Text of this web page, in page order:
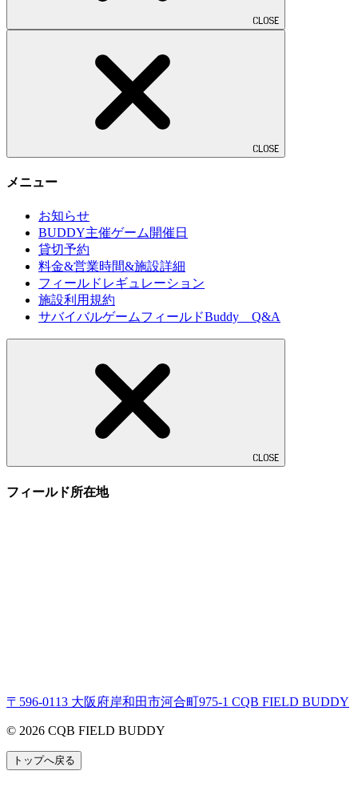
CLOSE
CLOSE
メニュー
お知らせ
BUDDY主催ゲーム開催日
貸切予約
料金&営業時間&施設詳細
フィールドレギュレーション
施設利用規約
サバイバルゲームフィールドBuddy Q&A
CLOSE
フィールド所在地
〒596-0113 大阪府岸和田市河合町975-1 CQB FIELD BUDDY
© 2026 CQB FIELD BUDDY
トップへ戻る